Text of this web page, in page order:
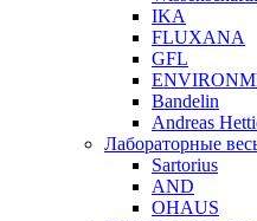
IKA
FLUXANA
GFL
Bandelin
Andreas
Лабораторные
Sartorius
AND
OHAUS